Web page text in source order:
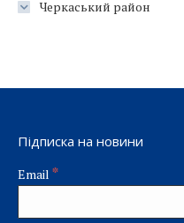
Черкаський район
Підписка на новини
Email *